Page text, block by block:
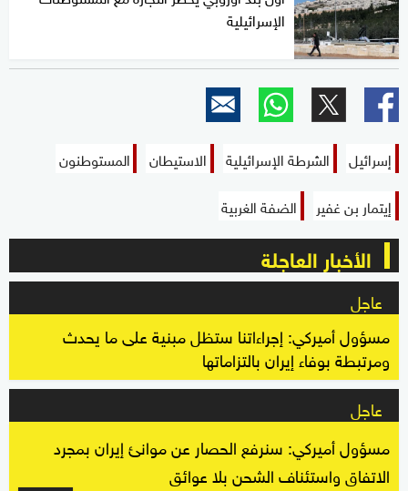
الإسرائيلية
إسرائيل الشرطة الإسرائيلية الاستيطان
المستوطنون
إيتمار بن غفير
الضفة الغربية
الأخبار العاجلة
عاجل
مسؤول أميركي: إجراءاتنا ستظل مبنية على ما يحدث
ومرتبطة بوفاء إيران بالتزاماتها
عاجل
مسؤول أميركي: سنرفع الحصار عن موانئ إيران بمجرد
الاتفاق واستئناف الشحن بلا عوائق